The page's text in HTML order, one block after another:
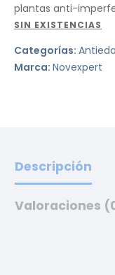
plantas anti-
SIN EXISTENCIAS
Categorías:
Marca: Novexpert
Descripción
Valoraciones